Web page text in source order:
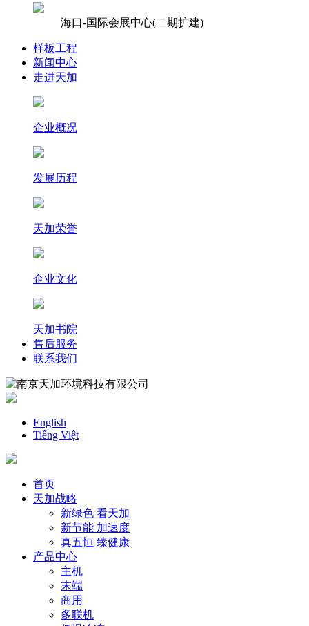
海口-国际会展中心(二期扩建)
样板工程
新闻中心
走进天加
企业概况
发展历程
天加荣誉
企业文化
天加书院
售后服务
联系我们
English
Tiếng Việt
首页
天加战略
新绿色 看天加
新节能 加速度
真五恒 臻健康
产品中心
主机
末端
商用
多联机